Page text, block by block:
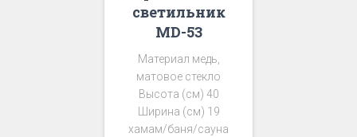
светильник
MD-53
Материал медь,
матовое стекло
Высота (см) 40
Ширина (см) 19
хамам/баня/сауна